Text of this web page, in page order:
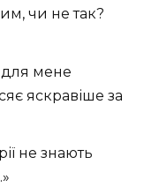
чи не так?
мене
яскравіше за
не знають